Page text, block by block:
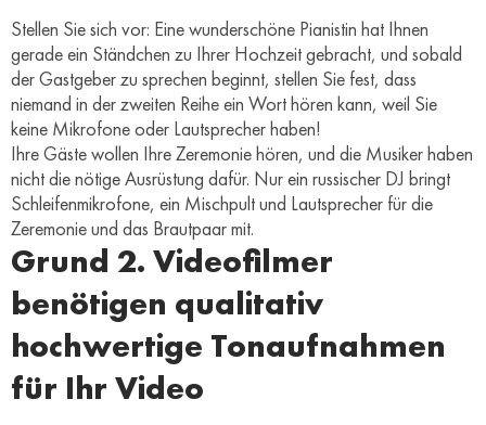
Stellen Sie sich vor: Eine wunderschöne Pianistin hat Ihnen
gerade ein Ständchen zu Ihrer Hochzeit gebracht, und sobald
der Gastgeber zu sprechen beginnt, stellen Sie fest, dass
niemand in der zweiten Reihe ein Wort hören kann, weil Sie
keine Mikrofone oder Lautsprecher haben!
Ihre Gäste wollen Ihre Zeremonie hören, und die Musiker haben
nicht die nötige Ausrüstung dafür. Nur ein russischer DJ bringt
Schleifenmikrofone, ein Mischpult und Lautsprecher für die
Zeremonie und das Brautpaar mit.
Grund 2. Videofilmer
benötigen qualitativ
hochwertige Tonaufnahmen
für Ihr Video